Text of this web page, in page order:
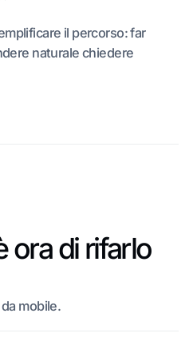
il percorso: far
naturale chiedere
ora di rifarlo
mobile.